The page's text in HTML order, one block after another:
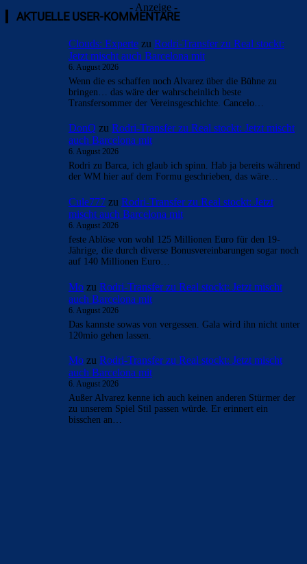
- Anzeige -
AKTUELLE USER-KOMMENTARE
Clouds: Experte zu Rodri-Transfer zu Real stockt:
Jetzt mischt auch Barcelona mit
6. August 2026
Wenn die es schaffen noch Alvarez über die Bühne zu
bringen… das wäre der wahrscheinlich beste
Transfersommer der Vereinsgeschichte. Cancelo…
DonQ zu Rodri-Transfer zu Real stockt: Jetzt mischt
auch Barcelona mit
6. August 2026
Rodri zu Barca, ich glaub ich spinn. Hab ja bereits während
der WM hier auf dem Formu geschrieben, das wäre…
Cule777 zu Rodri-Transfer zu Real stockt: Jetzt
mischt auch Barcelona mit
6. August 2026
feste Ablöse von wohl 125 Millionen Euro für den 19-
Jährige, die durch diverse Bonusvereinbarungen sogar noch
auf 140 Millionen Euro…
Mo zu Rodri-Transfer zu Real stockt: Jetzt mischt
auch Barcelona mit
6. August 2026
Das kannste sowas von vergessen. Gala wird ihn nicht unter
120mio gehen lassen.
Mo zu Rodri-Transfer zu Real stockt: Jetzt mischt
auch Barcelona mit
6. August 2026
Außer Alvarez kenne ich auch keinen anderen Stürmer der
zu unserem Spiel Stil passen würde. Er erinnert ein
bisschen an…